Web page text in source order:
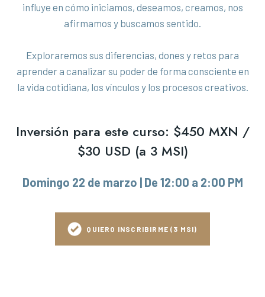
influye en cómo iniciamos, deseamos, creamos, nos
afirmamos y buscamos sentido.
Exploraremos sus diferencias, dones y retos para
aprender a canalizar su poder de forma consciente en
la vida cotidiana, los vínculos y los procesos creativos.
Inversión para este curso: $450 MXN /
$30 USD (a 3 MSI)
Domingo 22 de marzo | De 12:00 a 2:00 PM
QUIERO INSCRIBIRME (3 MSI)